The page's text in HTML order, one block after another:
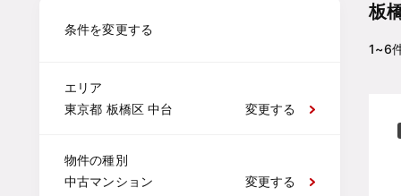
条件を変更する
エリア
東京都 板橋区 中台
変更する
物件の種別
中古マンション
変更する
板
1~6